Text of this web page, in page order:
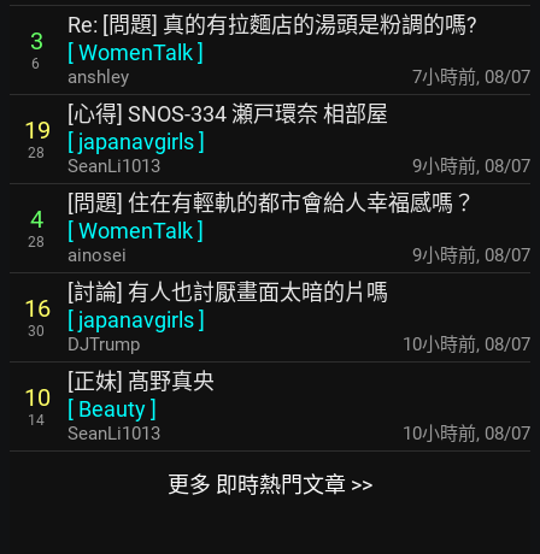
3
6
Re: [問題] 真的有拉麵店的湯頭是粉調的嗎?
[WomenTalk]
anshley 7小時前, 08/07
19
28
[心得] SNOS-334 瀬戸環奈 相部屋
[ japanavgirls]
SeanLi1013 9小時前, 08/07
4
28
[問題] 住在有輕軌的都市會給人幸福感嗎？
[WomenTalk]
ainosei 9小時前, 08/07
16
30
[討論] 有人也討厭畫面太暗的片嗎
[ japanavgirls]
DJTrump 10小時前, 08/07
10
14
[正妹] 髙野真央
[ Beauty]
SeanLi1013 10小時前, 08/07
更多 即時熱門文章 >>